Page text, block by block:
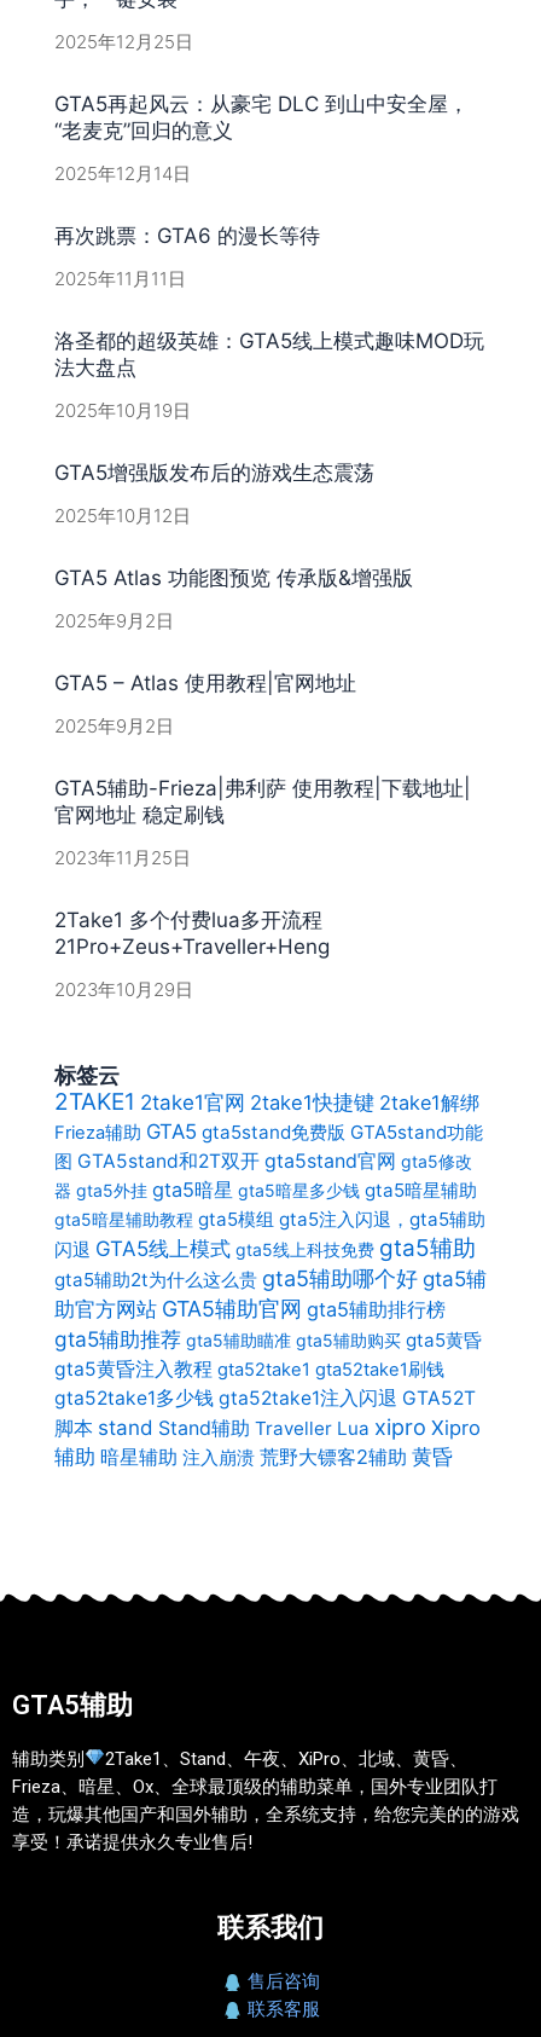
2025年12月25日
GTA5再起风云：从豪宅 DLC 到山中安全屋，
“老麦克”回归的意义
2025年12月14日
再次跳票：GTA6 的漫长等待
2025年11月11日
洛圣都的超级英雄：GTA5线上模式趣味MOD玩
法大盘点
2025年10月19日
GTA5增强版发布后的游戏生态震荡
2025年10月12日
GTA5 Atlas 功能图预览 传承版&增强版
2025年9月2日
GTA5 – Atlas 使用教程|官网地址
2025年9月2日
GTA5辅助-Frieza|弗利萨 使用教程|下载地址|
官网地址 稳定刷钱
2023年11月25日
2Take1 多个付费lua多开流程
21Pro+Zeus+Traveller+Heng
2023年10月29日
标签云
2TAKE1 2take1官网 2take1快捷键 2take1解绑
Frieza辅助 GTA5 gta5stand免费版 GTA5stand功能
图 GTA5stand和2T双开 gta5stand官网 gta5修改
器 gta5外挂 gta5暗星 gta5暗星多少钱 gta5暗星辅助
gta5暗星辅助教程 gta5模组 gta5注入闪退，gta5辅助
闪退 GTA5线上模式 gta5线上科技免费 gta5辅助
gta5辅助2t为什么这么贵 gta5辅助哪个好gta5辅
助官方网站 GTA5辅助官网 gta5辅助排行榜
gta5辅助推荐 gta5辅助瞄准 gta5辅助购买 gta5黄昏
gta5黄昏注入教程 gta52take1 gta52take1刷钱
gta52take1多少钱 gta52take1注入闪退 GTA52T
脚本 stand Stand辅助 Traveller Lua xipro Xipro
辅助 暗星辅助 注入崩溃 荒野大镖客2辅助 黄昏
GTA5辅助
辅助类别
2Take1、Stand、午夜、XiPro、北域、黄昏、
Frieza、暗星、Ox、全球最顶级的辅助菜单，国外专业团队打
造，玩爆其他国产和国外辅助，全系统支持，给您完美的的游戏
享受！承诺提供永久专业售后!
联系我们
售后咨询
联系客服